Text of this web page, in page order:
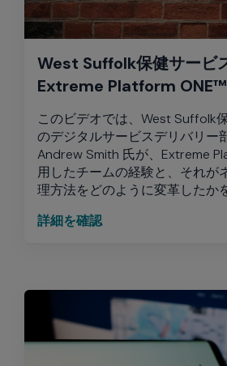
West Suffolk保健サービ
Extreme Platform
このビデオでは、West Suffolk
のデジタルサービスデリバリー
Andrew Smith 氏が、Extreme
用したチームの経験と、それが
理方法をどのように変革したか
詳細を確認